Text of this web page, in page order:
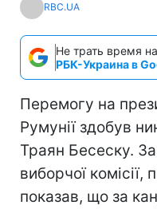
RBC.UA
Не трать время
РБК-Украина в
Перемогу на
Румунії здобув
Траян Бесеску.
виборчої комісії,
показав, що за